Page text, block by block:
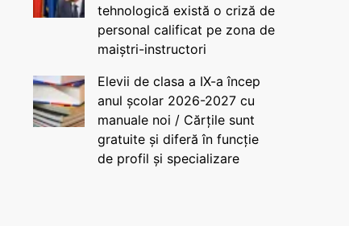
tehnologică există o criză de
personal calificat pe zona de
maiștri-instructori
Elevii de clasa a IX-a încep
anul școlar 2026-2027 cu
manuale noi / Cărțile sunt
gratuite și diferă în funcție
de profil și specializare